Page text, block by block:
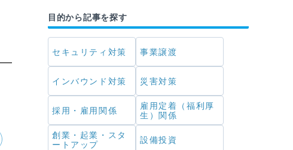
目的から記事を探す
セキュリティ対策 事業譲渡
インバウンド対策 災害対策
採用・雇用関係
雇用定着（福利厚
生）関係
創業・起業・スタ
ートアップ
設備投資